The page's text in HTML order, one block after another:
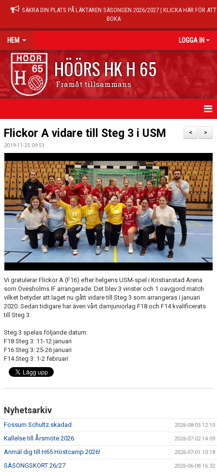
SÄKRA DIN PLATS PÅ LÄKTAREN SÄSONGEN 2026/2027 | KLICKA HÄR FÖR ATT
BOKA
HEM LOGGA IN
HÖÖRS HK H 65
Framåt tillsammans
HEM
NYHETER
KALENDER
MATCHER
TRÄNINGSTIDER
MEDLEMSAVGIFTER 2026/2027
USM
JL FYSIOCENTER
IDROTTSFÖRSÄKRINGAR
>
<
Flickor A vidare till Steg 3 i USM
2019-11-25 09:51
Vi gratulerar Flickor A (F16) efter helgens USM-spel i Kristianstad Arena
som Ovesholms IF arrangerade. Det blev 3 vinster och 1 oavgjord match
vilket betyder att laget nu gått vidare till Steg 3 som arrangeras i januari
2020. Sedan tidigare har även vårt damjuniorlag F18 och F14 kvalificerats
till Steg 3.
Steg 3 spelas följande datum:
F18 Steg 3: 11-12 januari
F16 Steg 3: 25-26 januari
F14 Steg 3: 1-2 februari
Nyhetsarkiv
Fossum Schultz skadad 2026-08-05 12:10
Kallelse till Årsmöte 2026 2026-07-02 14:09
Anmäl dig till H65 Höstcamp 2026! 2026-07-01 10:18
SÄSONGSKORT 26/27 2026-06-08 16:32